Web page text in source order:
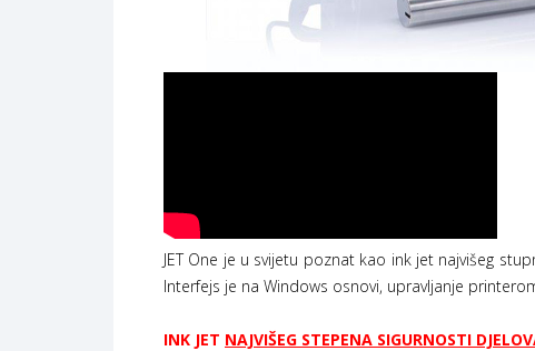
JET One je u svijetu poznat kao ink jet najvišeg
Interfejs je na Windows osnovi, upravljanje
INK JET NAJVIŠEG STEPENA SIGURNOSTI